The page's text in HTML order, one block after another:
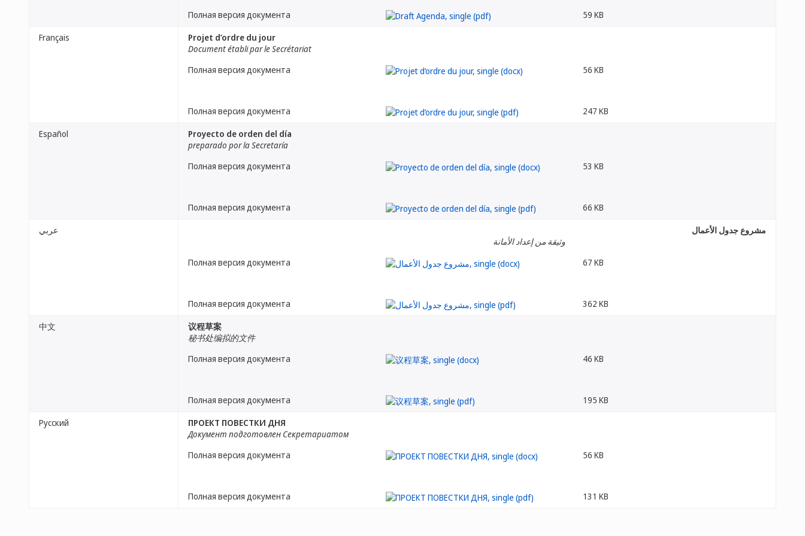
Полная версия документа 59 KB
Français
Projet d’ordre du jour
Document établi par le Secrétariat
Полная версия документа
56 KB
Полная версия документа 247 KB
Español
Proyecto de orden del día
preparado por la Secretaría
Полная версия документа
53 KB
Полная версия документа 66 KB
عربي
مشروع جدول الأعمال
وثيقة من إعداد الأمانة
Полная версия документа
67 KB
Полная версия документа 362 KB
中文
议程草案
秘书处编拟的文件
Полная версия документа
46 KB
Полная версия документа 195 KB
Русский
ПРОЕКТ ПОВЕСТКИ ДНЯ
Документ подготовлен Секретариатом
Полная версия документа
56 KB
Полная версия документа 131 KB